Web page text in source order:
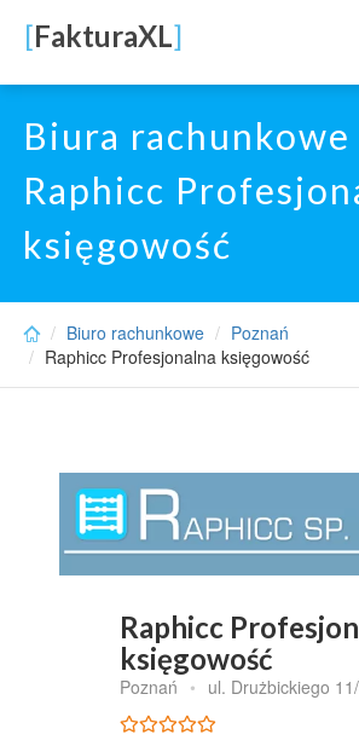
content
[FakturaXL]
Biura rachunkowe
Raphicc
księgowość
Biuro rachunkowe
Poznań
Raphicc Profesjonalna księgowość
Raphicc
księgowość
Poznań • ul. Drużbickiego